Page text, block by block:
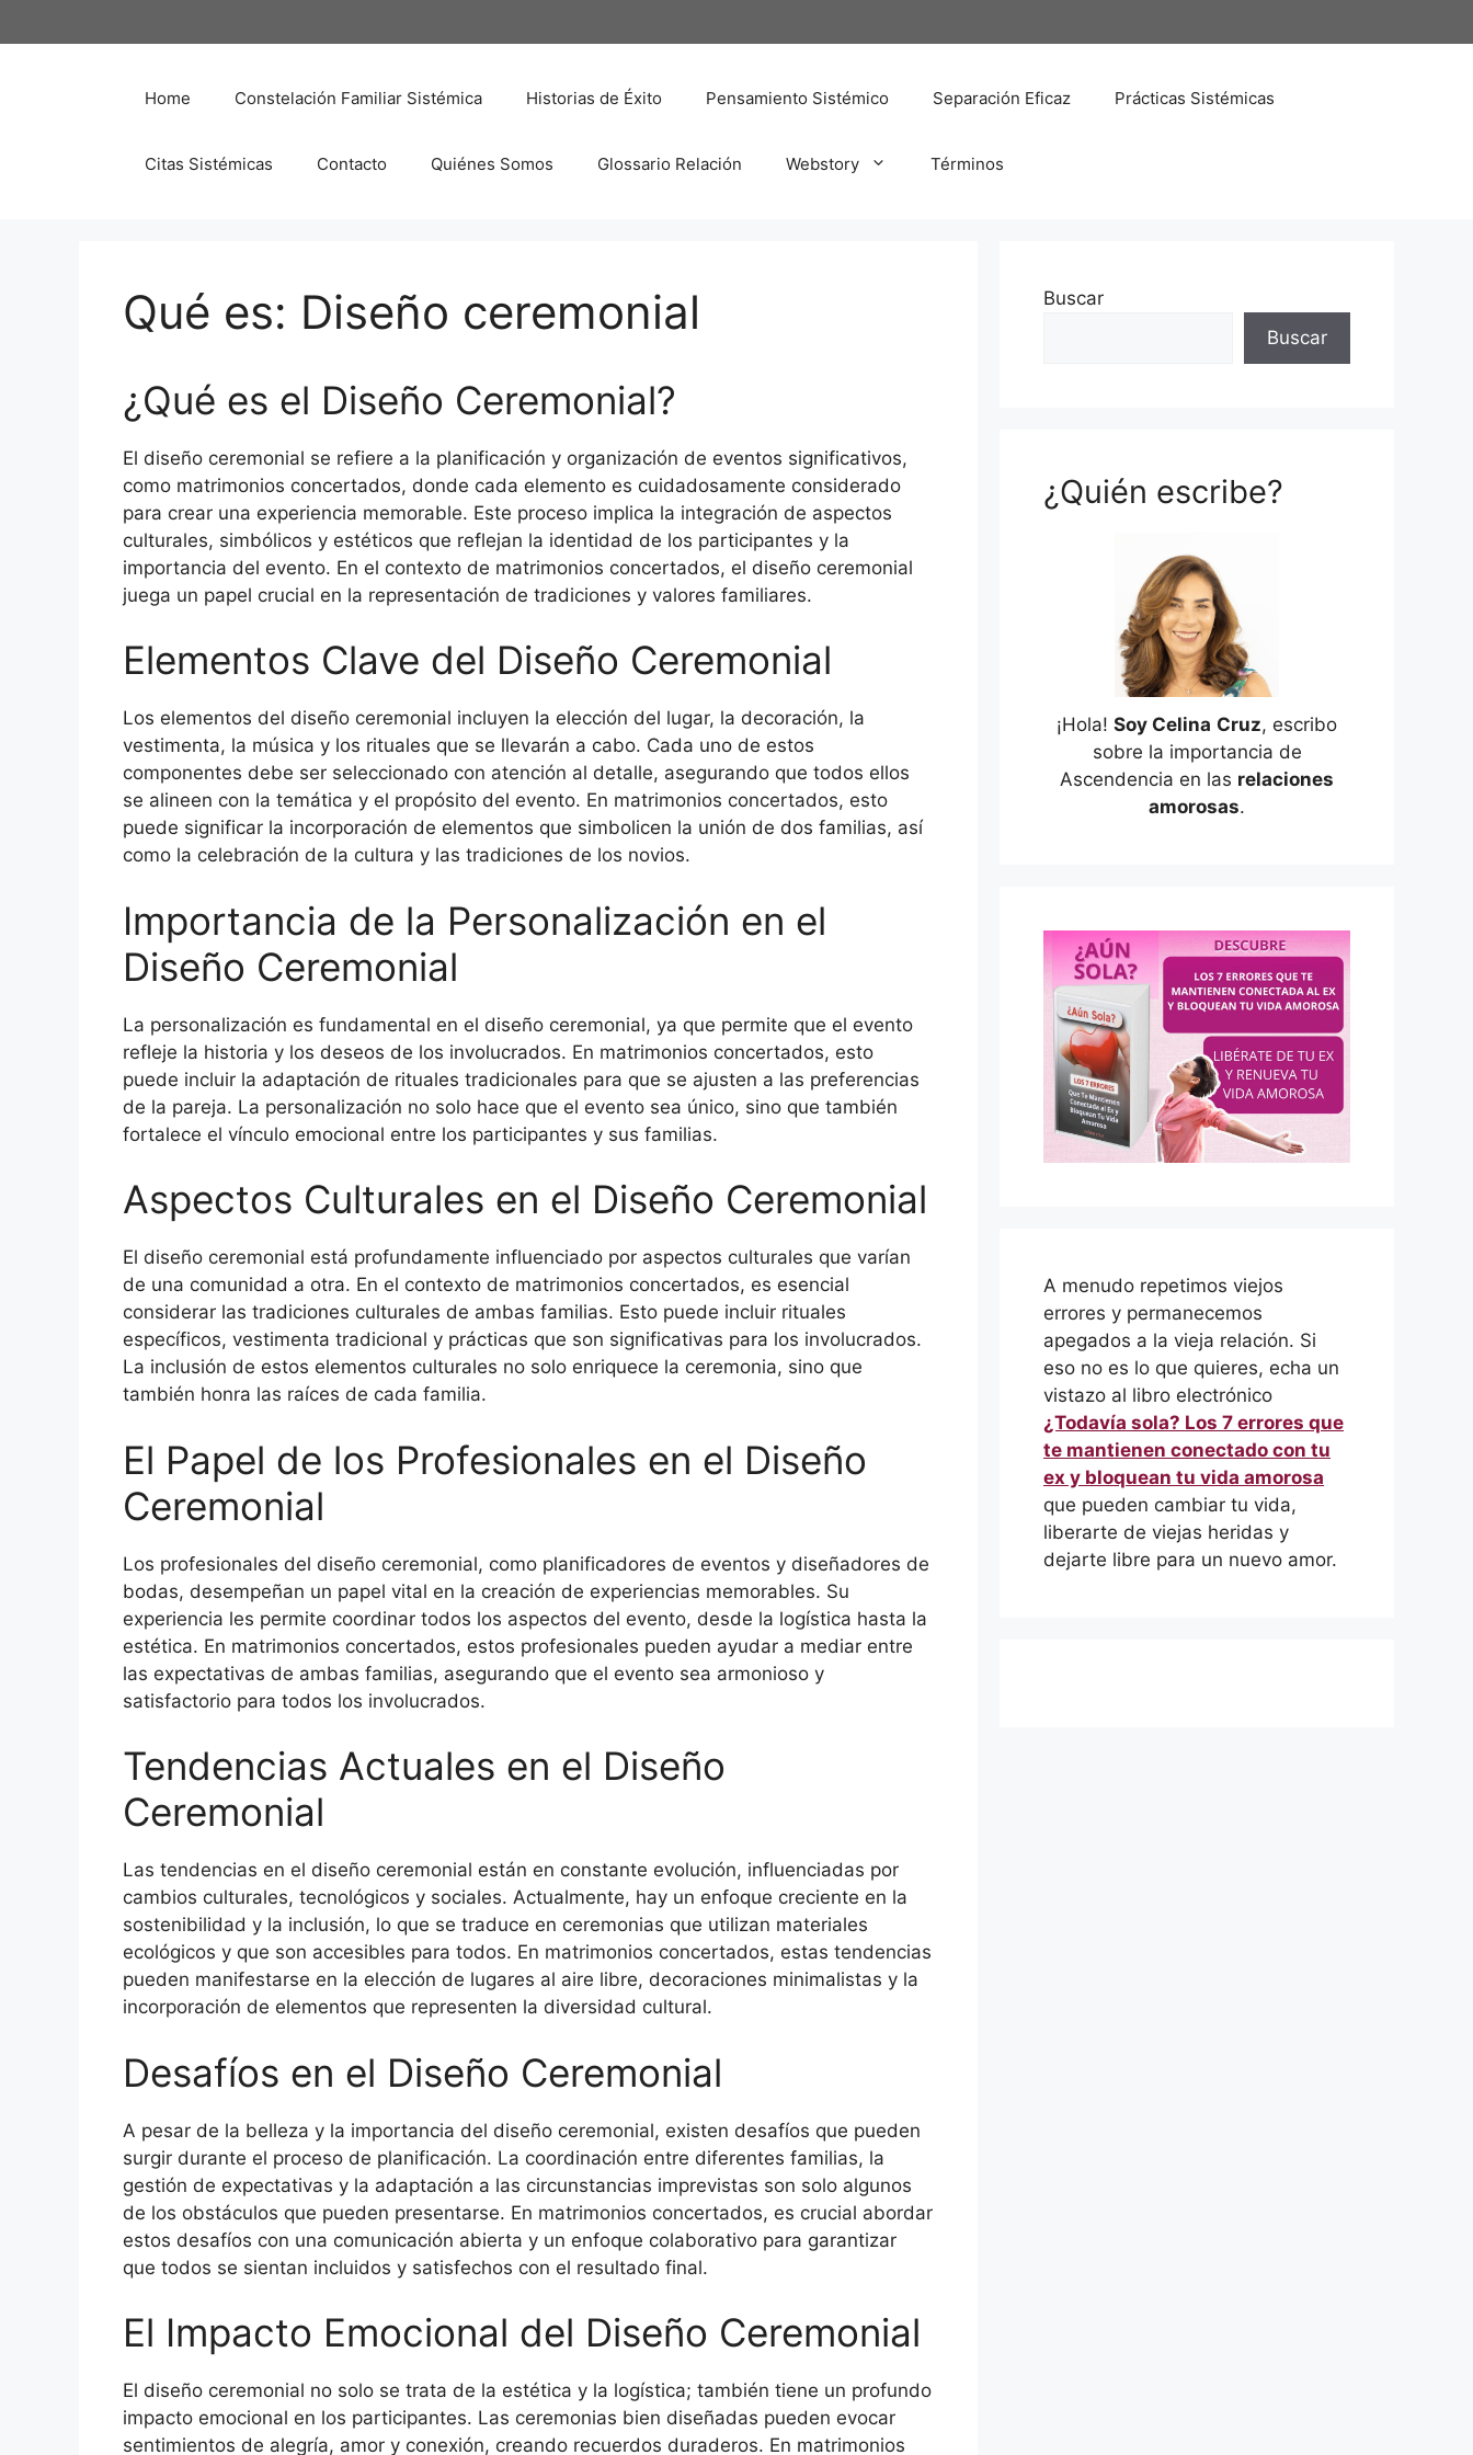
al
Home Constelación Familiar Sistémica Historias de Éxito Pensamiento Sistémico Separación Eficaz Prácticas Sistémicas
Citas Sistémicas Contacto Quiénes Somos Glossario Relación Webstory Términos
Qué es: Diseño ceremonial
¿Qué es el Diseño Ceremonial?
El diseño ceremonial se refiere a la planificación y organización de eventos significativos,
como matrimonios concertados, donde cada elemento es cuidadosamente considerado
para crear una experiencia memorable. Este proceso implica la integración de aspectos
culturales, simbólicos y estéticos que reflejan la identidad de los participantes y la
importancia del evento. En el contexto de matrimonios concertados, el diseño ceremonial
juega un papel crucial en la representación de tradiciones y valores familiares.
Elementos Clave del Diseño Ceremonial
Los elementos del diseño ceremonial incluyen la elección del lugar, la decoración, la
vestimenta, la música y los rituales que se llevarán a cabo. Cada uno de estos
componentes debe ser seleccionado con atención al detalle, asegurando que todos ellos
se alineen con la temática y el propósito del evento. En matrimonios concertados, esto
puede significar la incorporación de elementos que simbolicen la unión de dos familias, así
como la celebración de la cultura y las tradiciones de los novios.
Importancia de la Personalización en el
Diseño Ceremonial
La personalización es fundamental en el diseño ceremonial, ya que permite que el evento
refleje la historia y los deseos de los involucrados. En matrimonios concertados, esto
puede incluir la adaptación de rituales tradicionales para que se ajusten a las preferencias
de la pareja. La personalización no solo hace que el evento sea único, sino que también
fortalece el vínculo emocional entre los participantes y sus familias.
Aspectos Culturales en el Diseño Ceremonial
El diseño ceremonial está profundamente influenciado por aspectos culturales que varían
de una comunidad a otra. En el contexto de matrimonios concertados, es esencial
considerar las tradiciones culturales de ambas familias. Esto puede incluir rituales
específicos, vestimenta tradicional y prácticas que son significativas para los involucrados.
La inclusión de estos elementos culturales no solo enriquece la ceremonia, sino que
también honra las raíces de cada familia.
El Papel de los Profesionales en el Diseño
Ceremonial
Los profesionales del diseño ceremonial, como planificadores de eventos y diseñadores de
bodas, desempeñan un papel vital en la creación de experiencias memorables. Su
experiencia les permite coordinar todos los aspectos del evento, desde la logística hasta la
estética. En matrimonios concertados, estos profesionales pueden ayudar a mediar entre
las expectativas de ambas familias, asegurando que el evento sea armonioso y
satisfactorio para todos los involucrados.
Tendencias Actuales en el Diseño
Ceremonial
Las tendencias en el diseño ceremonial están en constante evolución, influenciadas por
cambios culturales, tecnológicos y sociales. Actualmente, hay un enfoque creciente en la
sostenibilidad y la inclusión, lo que se traduce en ceremonias que utilizan materiales
ecológicos y que son accesibles para todos. En matrimonios concertados, estas tendencias
pueden manifestarse en la elección de lugares al aire libre, decoraciones minimalistas y la
incorporación de elementos que representen la diversidad cultural.
Desafíos en el Diseño Ceremonial
A pesar de la belleza y la importancia del diseño ceremonial, existen desafíos que pueden
surgir durante el proceso de planificación. La coordinación entre diferentes familias, la
gestión de expectativas y la adaptación a las circunstancias imprevistas son solo algunos
de los obstáculos que pueden presentarse. En matrimonios concertados, es crucial abordar
estos desafíos con una comunicación abierta y un enfoque colaborativo para garantizar
que todos se sientan incluidos y satisfechos con el resultado final.
El Impacto Emocional del Diseño Ceremonial
El diseño ceremonial no solo se trata de la estética y la logística; también tiene un profundo
impacto emocional en los participantes. Las ceremonias bien diseñadas pueden evocar
sentimientos de alegría, amor y conexión, creando recuerdos duraderos. En matrimonios
Buscar
Buscar
¿Quién escribe?
¡Hola! Soy Celina Cruz, escribo
sobre la importancia de
Ascendencia en las relaciones
amorosas.
A menudo repetimos viejos
errores y permanecemos
apegados a la vieja relación. Si
eso no es lo que quieres, echa un
vistazo al libro electrónico
¿Todavía sola? Los 7 errores que
te mantienen conectado con tu
ex y bloquean tu vida amorosa
que pueden cambiar tu vida,
liberarte de viejas heridas y
dejarte libre para un nuevo amor.